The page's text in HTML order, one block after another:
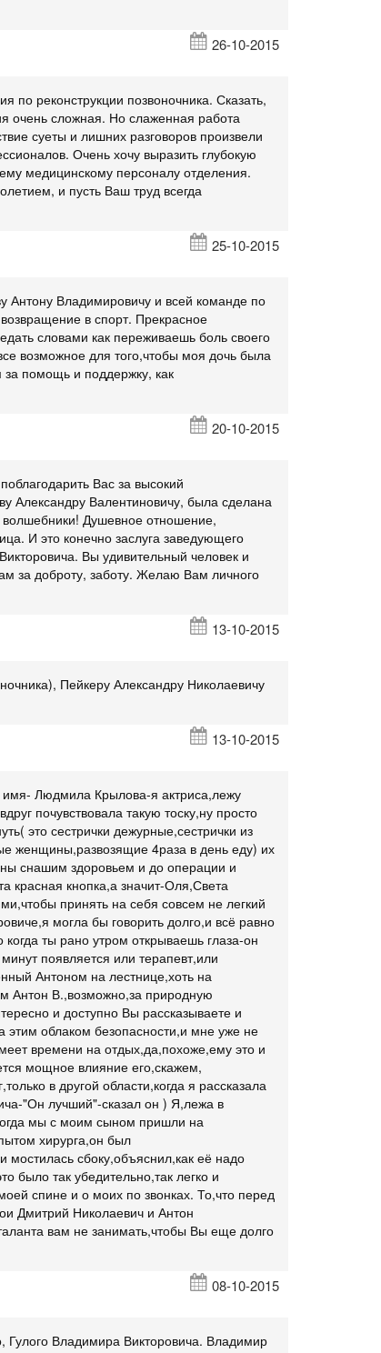
26-10-2015
реконструкции позвоночника. Сказать,
очень сложная. Но слаженная работа
суеты и лишних разговоров произвели
Очень хочу выразить глубокую
медицинскому персоналу отделения.
и пусть Ваш труд всегда
25-10-2015
Антону Владимировичу и всей команде по
в спорт. Прекрасное
словами как переживаешь боль своего
возможное для того,чтобы моя дочь была
помощь и поддержку, как
20-10-2015
Вас за высокий
Александру Валентиновичу, была сделана
Душевное отношение,
И это конечно заслуга заведующего
Вы удивительный человек и
за доброту, заботу. Желаю Вам личного
13-10-2015
Пейкеру Александру Николаевичу
13-10-2015
имя- Людмила Крылова-я актриса,лежу
почувствовала такую тоску,ну просто
это сестрички дежурные,сестрички из
женщины,развозящие 4раза в день еду) их
снашим здоровьем и до операции и
красная кнопка,а значит-Оля,Света
принять на себя совсем не легкий
могла бы говорить долго,и всё равно
ты рано утром открываешь глаза-он
появляется или терапевт,или
Антоном на лестнице,хоть на
Антон В.,возможно,за природную
и доступно Вы рассказываете и
этим облаком безопасности,и мне уже не
времени на отдых,да,похоже,ему это и
мощное влияние его,скажем,
в другой области,когда я рассказала
"Он лучший"-сказал он ) Я,лежа в
мы с моим сыном пришли на
хирурга,он был
мостилась сбоку,объяснил,как её надо
было так убедительно,так легко и
спине и о моих по звонках. То,что перед
Дмитрий Николаевич и Антон
вам не занимать,чтобы Вы еще долго
08-10-2015
Гулого Владимира Викторовича. Владимир